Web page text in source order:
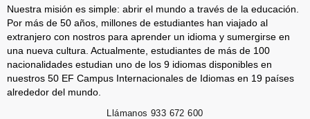
Nuestra misión es simple: abrir el mundo a través de la educación.
Por más de 50 años, millones de estudiantes han viajado al
extranjero con nostros para aprender un idioma y sumergirse en
una nueva cultura. Actualmente, estudiantes de más de 100
nacionalidades estudian uno de los 9 idiomas disponibles en
nuestros 50 EF Campus Internacionales de Idiomas en 19 países
alrededor del mundo.
Llámanos 933 672 600